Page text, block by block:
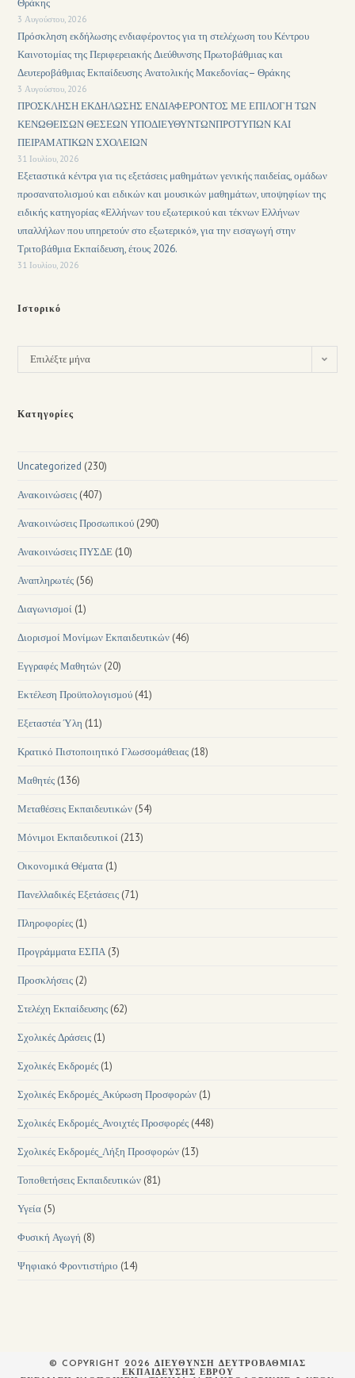
Θράκης
3 Αυγούστου, 2026
Πρόσκληση εκδήλωσης ενδιαφέροντος για τη στελέχωση του Κέντρου
Καινοτομίας της Περιφερειακής Διεύθυνσης Πρωτοβάθμιας και
Δευτεροβάθμιας Εκπαίδευσης Ανατολικής Μακεδονίας– Θράκης
3 Αυγούστου, 2026
ΠΡΟΣΚΛΗΣΗ ΕΚΔΗΛΩΣΗΣ ΕΝΔΙΑΦΕΡΟΝΤΟΣ ΜΕ ΕΠΙΛΟΓΗ ΤΩΝ
ΚΕΝΩΘΕΙΣΩΝ ΘΕΣΕΩΝ ΥΠΟΔΙΕΥΘΥΝΤΩΝΠΡΟΤΥΠΩΝ ΚΑΙ
ΠΕΙΡΑΜΑΤΙΚΩΝ ΣΧΟΛΕΙΩΝ
31 Ιουλίου, 2026
Εξεταστικά κέντρα για τις εξετάσεις μαθημάτων γενικής παιδείας, ομάδων
προσανατολισμού και ειδικών και μουσικών μαθημάτων, υποψηφίων της
ειδικής κατηγορίας «Ελλήνων του εξωτερικού και τέκνων Ελλήνων
υπαλλήλων που υπηρετούν στο εξωτερικό», για την εισαγωγή στην
Τριτοβάθμια Εκπαίδευση, έτους 2026.
31 Ιουλίου, 2026
Ιστορικό
Επιλέξτε μήνα
Κατηγορίες
Uncategorized (230)
Ανακοινώσεις (407)
Ανακοινώσεις Προσωπικού (290)
Ανακοινώσεις ΠΥΣΔΕ (10)
Αναπληρωτές (56)
Διαγωνισμοί (1)
Διορισμοί Μονίμων Εκπαιδευτικών (46)
Εγγραφές Μαθητών (20)
Εκτέλεση Προϋπολογισμού (41)
Εξεταστέα Ύλη (11)
Κρατικό Πιστοποιητικό Γλωσσομάθειας (18)
Μαθητές (136)
Μεταθέσεις Εκπαιδευτικών (54)
Μόνιμοι Εκπαιδευτικοί (213)
Οικονομικά Θέματα (1)
Πανελλαδικές Εξετάσεις (71)
Πληροφορίες (1)
Προγράμματα ΕΣΠΑ (3)
Προσκλήσεις (2)
Στελέχη Εκπαίδευσης (62)
Σχολικές Δράσεις (1)
Σχολικές Εκδρομές (1)
Σχολικές Εκδρομές_Ακύρωση Προσφορών (1)
Σχολικές Εκδρομές_Ανοιχτές Προσφορές (448)
Σχολικές Εκδρομές_Λήξη Προσφορών (13)
Τοποθετήσεις Εκπαιδευτικών (81)
Υγεία (5)
Φυσική Αγωγή (8)
Ψηφιακό Φροντιστήριο (14)
© COPYRIGHT 2026 ΔΙΕΥΘΥΝΣΗ ΔΕΥΤΡΟΒΑΘΜΙΑΣ
ΕΚΠΑΙΔΕΥΣΗΣ ΕΒΡΟΥ